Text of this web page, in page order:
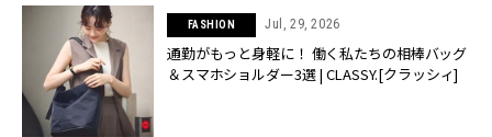
FASHION Jul, 29, 2026
通勤がもっと身軽に！ 働く私たちの相棒バッグ
＆スマホショルダー3選 | CLASSY.[クラッシィ]